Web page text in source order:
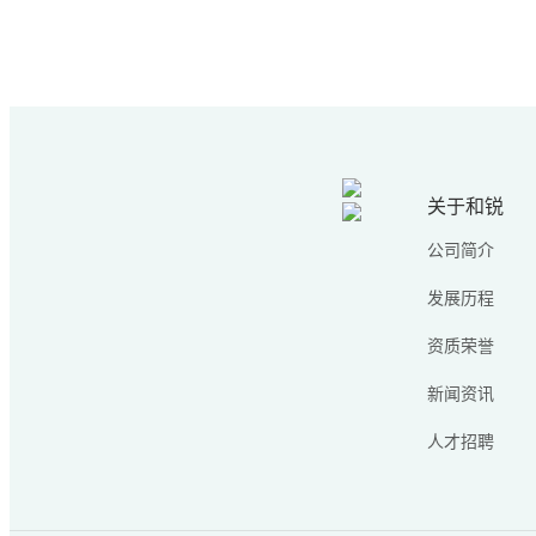
关于和锐
公司简介
发展历程
资质荣誉
新闻资讯
人才招聘